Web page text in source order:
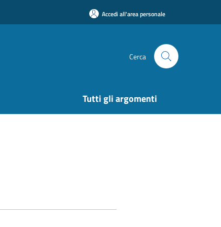
Accedi all'area personale
Cerca
Tutti gli argomenti